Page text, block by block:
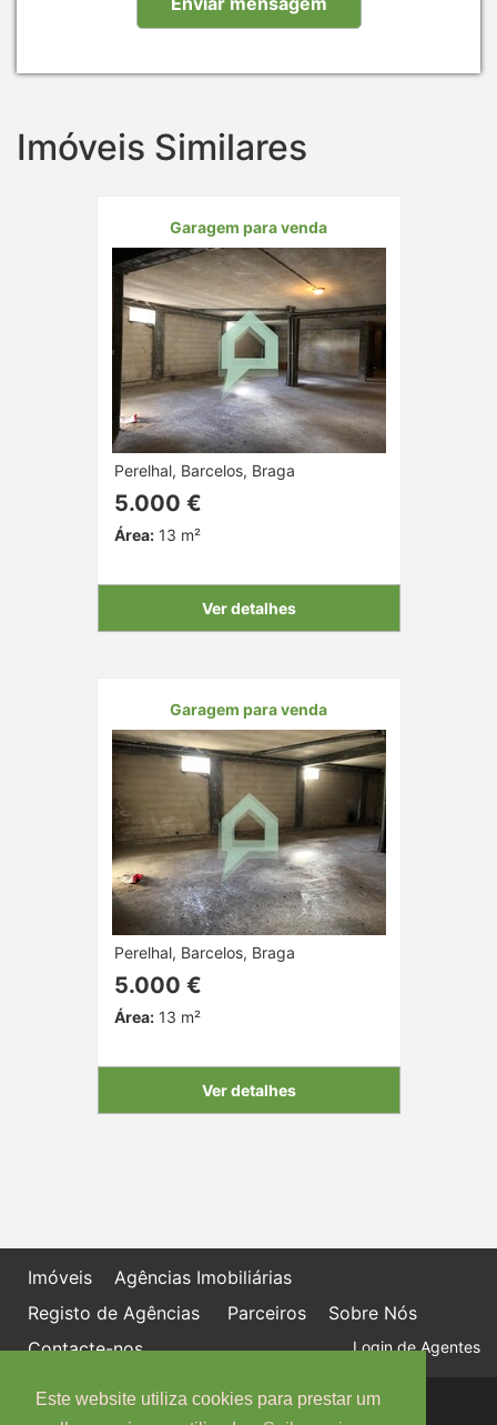
Este website utiliza cookies para prestar um
Imóveis Similares
Garagem para venda
Perelhal, Barcelos, Braga
5.000 €
Área:13 m²
Ver detalhes
Garagem para venda
Perelhal, Barcelos, Braga
5.000 €
Área:13 m²
Ver detalhes
Imóveis
Agências Imobiliárias
Registo de Agências
Parceiros
Sobre Nós
Contacte-nos
Login de Agentes
Política de proteção de dados
Livro de Reclamações online